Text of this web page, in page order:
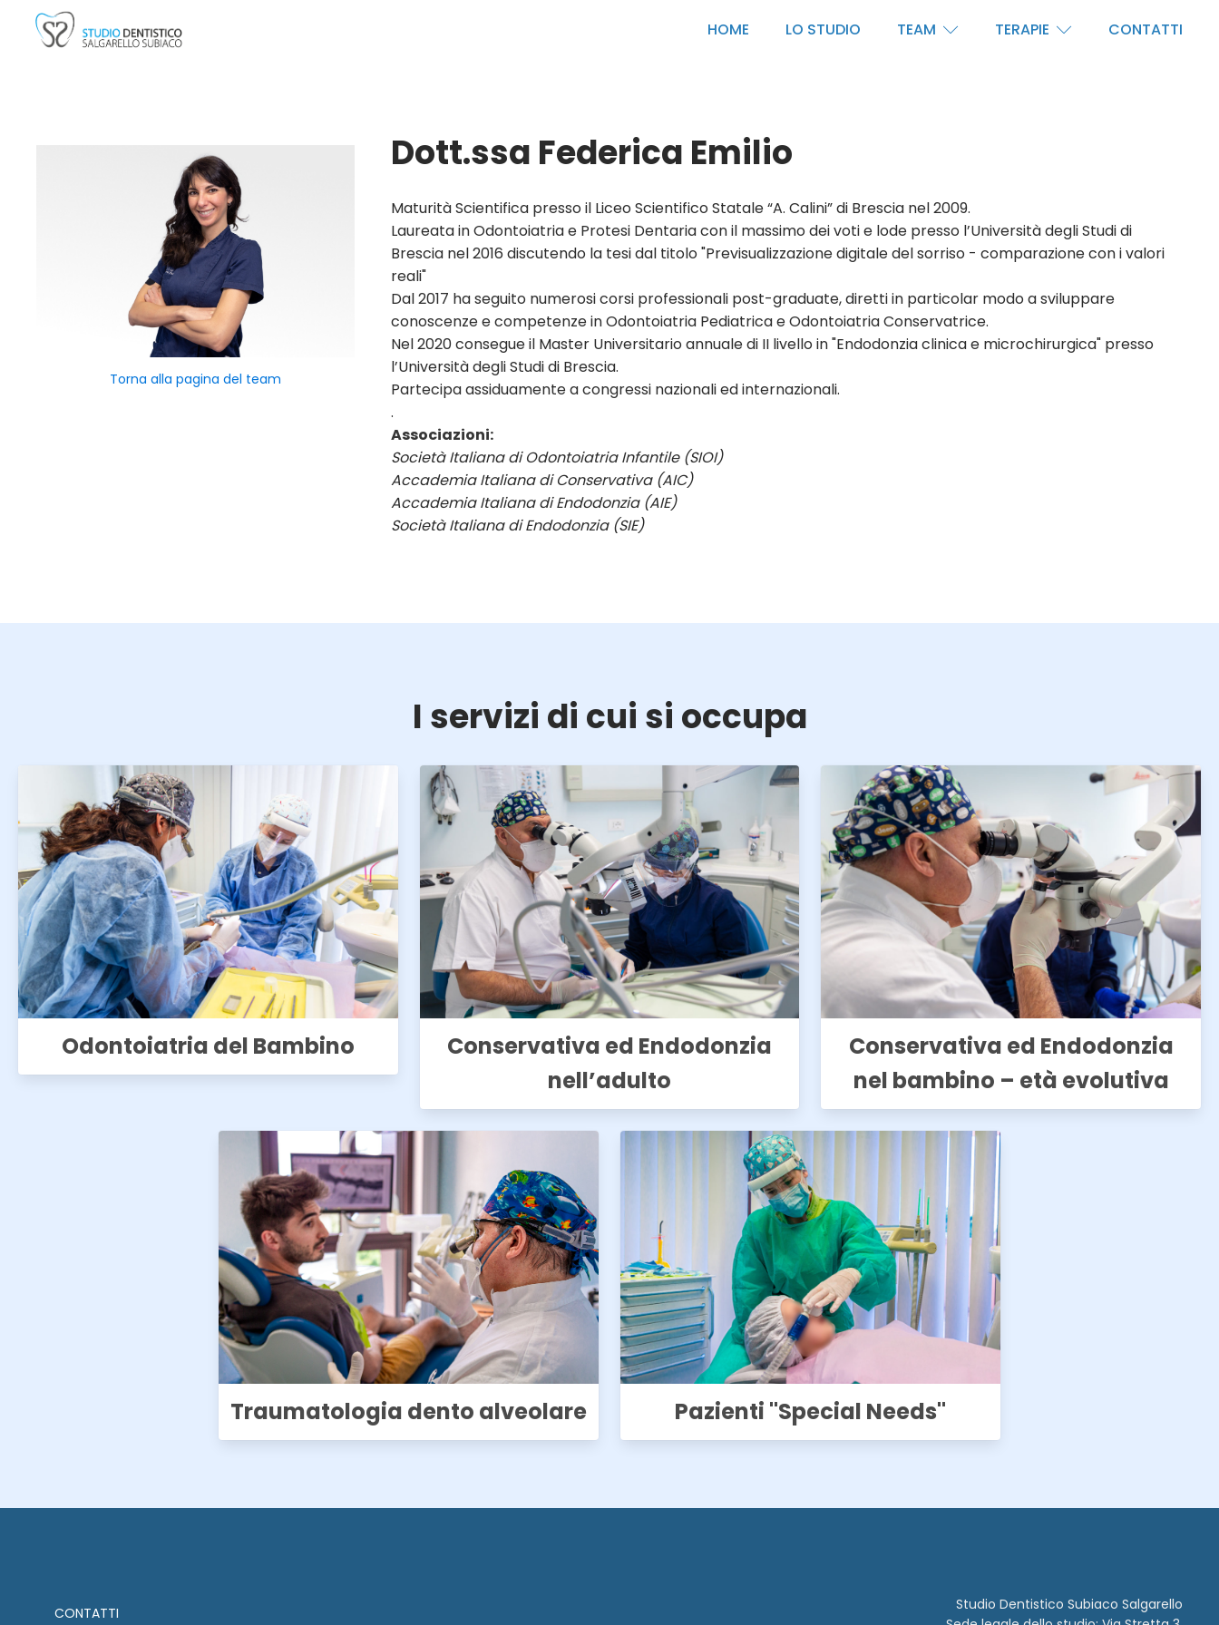
HOME LO STUDIO TEAM TERAPIE CONTATTI
Torna alla pagina del team
Dott.ssa Federica Emilio
Maturità Scientifica presso il Liceo Scientifico Statale “A. Calini” di Brescia nel 2009.
Laureata in Odontoiatria e Protesi Dentaria con il massimo dei voti e lode presso l’Università degli Studi di
Brescia nel 2016 discutendo la tesi dal titolo "Previsualizzazione digitale del sorriso - comparazione con i valori
reali"
Dal 2017 ha seguito numerosi corsi professionali post-graduate, diretti in particolar modo a sviluppare
conoscenze e competenze in Odontoiatria Pediatrica e Odontoiatria Conservatrice.
Nel 2020 consegue il Master Universitario annuale di II livello in "Endodonzia clinica e microchirurgica" presso
l’Università degli Studi di Brescia.
Partecipa assiduamente a congressi nazionali ed internazionali.
.
Associazioni:
Società Italiana di Odontoiatria Infantile (SIOI)
Accademia Italiana di Conservativa (AIC)
Accademia Italiana di Endodonzia (AIE)
Società Italiana di Endodonzia (SIE)
I servizi di cui si occupa
Odontoiatria del Bambino
Conservativa ed Endodonzia
nell’adulto
Conservativa ed Endodonzia
nel bambino – età evolutiva
Traumatologia dento alveolare Pazienti "Special Needs"
CONTATTI
Studio Dentistico Subiaco Salgarello